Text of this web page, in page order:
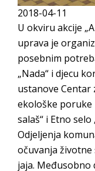
JAVNI
NA
Od
2018-04-11
U okviru akcije
uprava je
posebnim
„Nada“ i djecu
ustanove Centar
ekološke poruke
salaš“ i Etno
Odjeljenja
očuvanja
jaja. Međusobno